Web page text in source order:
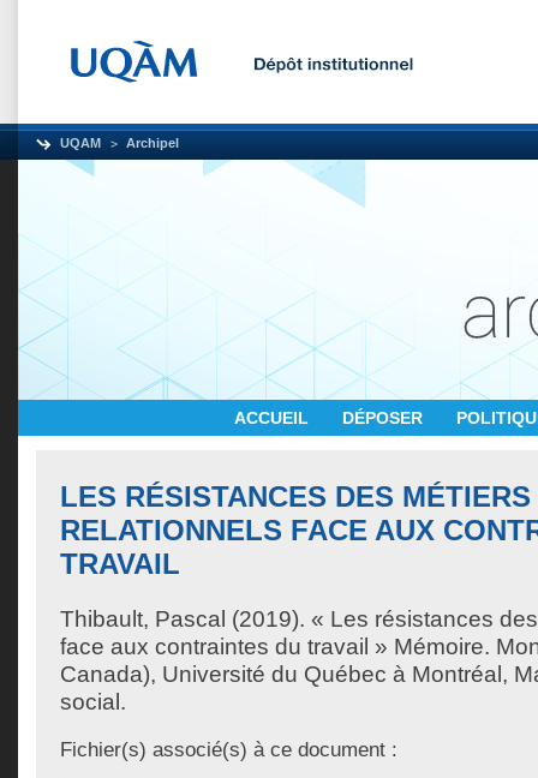
UQAM Archipel
ACCUEIL DÉPOSER
LES RÉSISTANCES DES MÉTIERS
RELATIONNELS FACE AUX
TRAVAIL
Thibault, Pascal (2019). « Les résistances
face aux contraintes du travail » Mémoire.
Canada), Université du Québec à Montréal,
social.
Fichier(s) associé(s) à ce document :